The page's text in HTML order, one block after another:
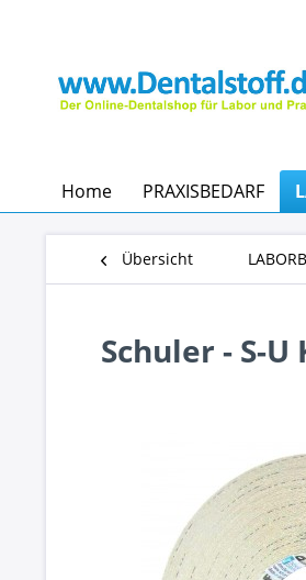
Home PRAXISBEDARF
Übersicht
Schuler - S-